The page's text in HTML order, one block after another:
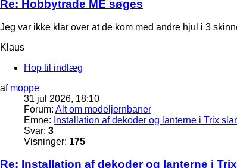
Re: Hobbytrade ME søges
Jeg var ikke klar over at de kom med andre hjul i 3
Klaus
Hop til indlæg
af moppe
31 jul 2026, 18:10
Forum: Alt om modeljernbaner
Emne: Installation af dekoder og lanterne i Trix
Svar: 3
Visninger: 175
Re: Installation af dekoder og lanterne i